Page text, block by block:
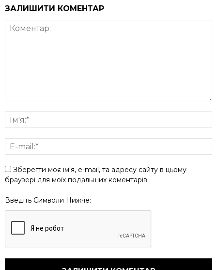
ЗАЛИШИТИ КОМЕНТАР
Зберегти моє ім'я, e-mail, та адресу сайту в цьому
браузері для моїх подальших коментарів.
Введіть Символи Нижче: